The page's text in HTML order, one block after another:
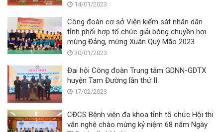
14/01/2023
Công đoàn cơ sở Viện kiểm sát nhân dân
tỉnh phối hợp tổ chức giải bóng chuyền hơi
mừng Đảng, mừng Xuân Quý Mão 2023
30/01/2023
Đại hội Công đoàn Trung tâm GDNN-GDTX
huyện Tam Đường lần thứ II
17/02/2023
CĐCS Bệnh viện đa khoa tỉnh tổ chức Hội thi
văn nghệ chào mừng kỷ niệm 68 năm Ngày